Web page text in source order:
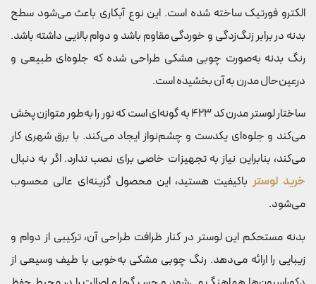
الکترو فورتیک ساخته شده است. این نوع آبکاری باعث می‌شود سطح
بدنه در برابر زنگ‌زدگی و خوردگی مقاوم باشد و دوام بالایی داشته باشد.
رنگ بدنه به‌صورت چوبی مشکی طراحی شده که جلوه‌ای طبیعی و
درعین‌حال مدرن به آن بخشیده است.
ساختار لوستر مدرن کد 423 به گونه‌ای است که نور را به‌طور متوازن پخش
می‌کند و جلوه‌ای یکدست و چشم‌نواز ایجاد می‌کند. با برق شهری کار
می‌کند، بنابراین نیاز به تجهیزات خاصی برای نصب ندارد. اگر به دنبال
خرید لوسترباکیفیت هستید، این محصول گزینه‌ای عالی محسوب
می‌شود.
بدنه مستحکم این لوستر در کنار ظرافت طراحی آن، ترکیبی از دوام و
زیبایی را ارائه می‌دهد. رنگ چوبی مشکی به‌خوبی با طیف وسیعی از